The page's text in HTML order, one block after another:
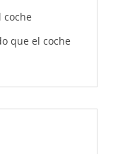
coche
que el coche